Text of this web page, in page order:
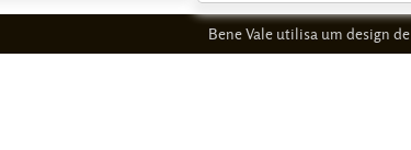
Bene Vale utilisa um design de